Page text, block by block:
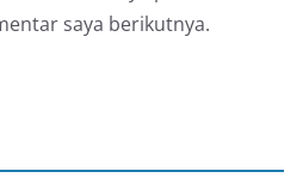
saya berikutnya.